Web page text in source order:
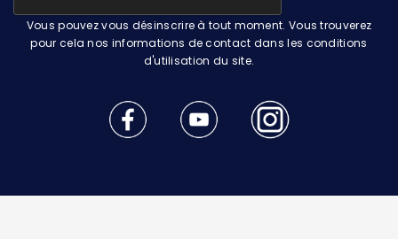
Vous pouvez vous désinscrire à tout moment. Vous trouverez
pour cela nos informations de contact dans les conditions
d'utilisation du site.